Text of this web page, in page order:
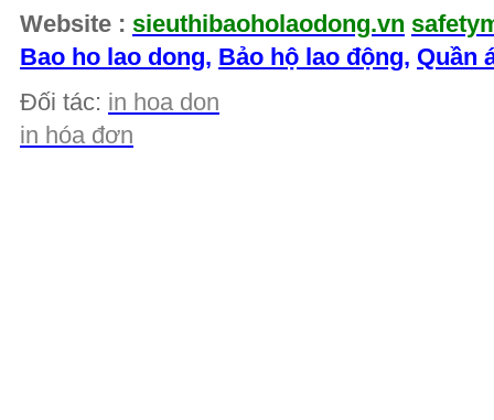
Website : sieuthibaoholaodong.vn
Bao ho lao dong, Bảo hộ lao động, Quần
Đối tác: in hoa don
in hóa đơn